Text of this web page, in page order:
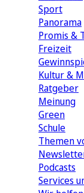
Sport
Panorama
Promis &
Freizeit
Kultur &
Ratgeber
Meinung
Green
Schule
Themen
Podcasts
Services